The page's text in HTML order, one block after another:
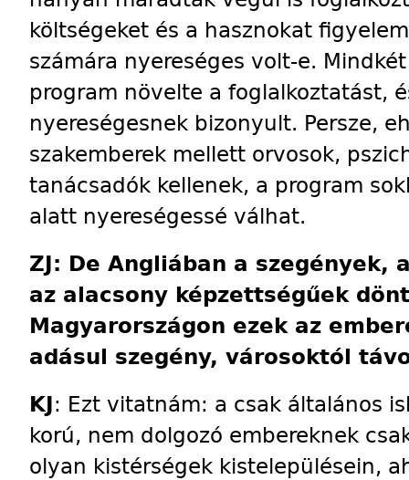
költségeket és a hasznokat
számára nyereséges volt-e.
program növelte a foglalkoztatást,
nyereségesnek bizonyult. Persze,
szakemberek mellett orvosok,
tanácsadók kellenek, a program
alatt nyereségessé válhat.
ZJ: De Angliában a
az alacsony képzettségűek
Magyarországon ezek az
adásul szegény, városoktól
KJ: Ezt vitatnám: a csak általános
korú, nem dolgozó embereknek
olyan kistérségek kistelepülésein,